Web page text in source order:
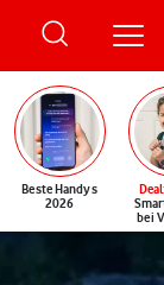
Beste Handys
2026
Deal
bei